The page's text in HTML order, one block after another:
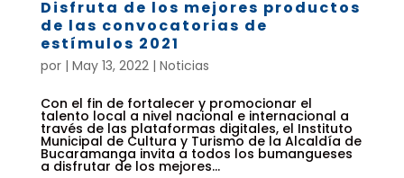
Disfruta de los mejores productos
de las convocatorias de
estímulos 2021
por | May 13, 2022| Noticias
Con el fin de fortalecer y promocionar el
talento local a nivel nacional e internacional a
través de las plataformas digitales, el Instituto
Municipal de Cultura y Turismo de la Alcaldía de
Bucaramanga invita a todos los bumangueses
a disfrutar de los mejores...